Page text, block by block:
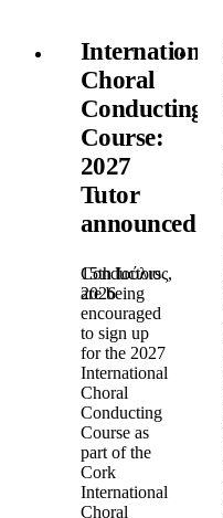
International
Choral
Conducting
Course:
2027
Tutor
announced!
15th Ιούλιος,
2026
Conductors
are being
encouraged
to sign up
for the 2027
International
Choral
Conducting
Course as
part of the
Cork
International
Choral